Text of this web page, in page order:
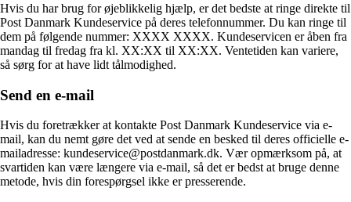
Hvis du har brug for øjeblikkelig hjælp, er det bedste at ringe direkte til
Post Danmark Kundeservice på deres telefonnummer. Du kan ringe til
dem på følgende nummer: XXXX XXXX. Kundeservicen er åben fra
mandag til fredag fra kl. XX:XX til XX:XX. Ventetiden kan variere,
så sørg for at have lidt tålmodighed.
Send en e-mail
Hvis du foretrækker at kontakte Post Danmark Kundeservice via e-
mail, kan du nemt gøre det ved at sende en besked til deres officielle e-
mailadresse: kundeservice@postdanmark.dk. Vær opmærksom på, at
svartiden kan være længere via e-mail, så det er bedst at bruge denne
metode, hvis din forespørgsel ikke er presserende.